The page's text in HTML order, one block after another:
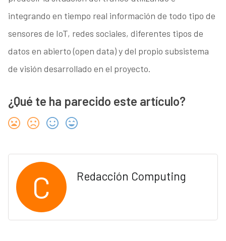
integrando en tiempo real información de todo tipo de
sensores de IoT, redes sociales, diferentes tipos de
datos en abierto (open data) y del propio subsistema
de visión desarrollado en el proyecto.
¿Qué te ha parecido este artículo?
C Redacción Computing